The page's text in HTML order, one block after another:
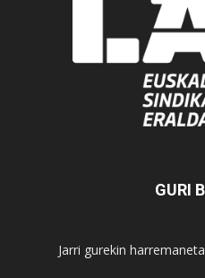
GURI
Jarri gurekin